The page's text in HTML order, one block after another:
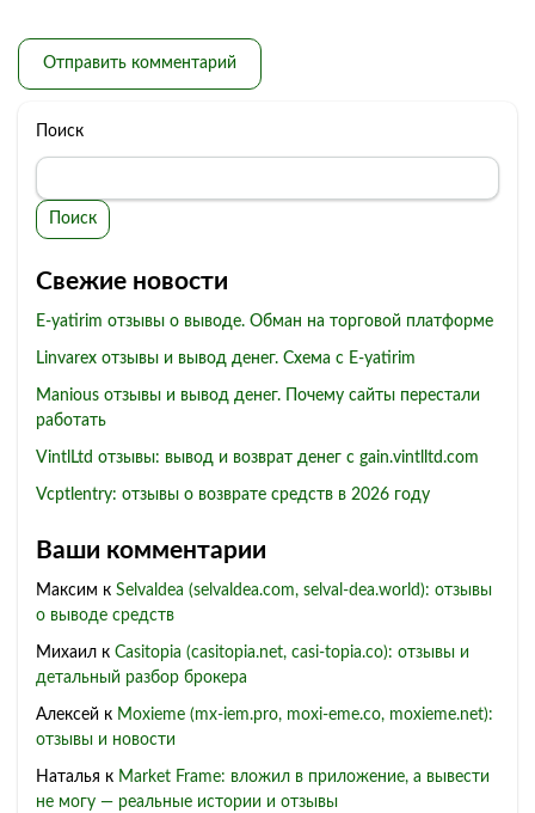
Поиск
Поиск
Свежие новости
E-yatirim отзывы о выводе. Обман на торговой платформе
Linvarex отзывы и вывод денег. Схема с E-yatirim
Manious отзывы и вывод денег. Почему сайты перестали
работать
VintlLtd отзывы: вывод и возврат денег с gain.vintlltd.com
Vcptlentry: отзывы о возврате средств в 2026 году
Ваши комментарии
Максим к Selvaldea (selvaldea.com, selval-dea.world): отзывы
о выводе средств
Михаил к Casitopia (casitopia.net, casi-topia.co): отзывы и
детальный разбор брокера
Алексей к Moxieme (mx-iem.pro, moxi-eme.co, moxieme.net):
отзывы и новости
Наталья к Market Frame: вложил в приложение, а вывести
не могу — реальные истории и отзывы